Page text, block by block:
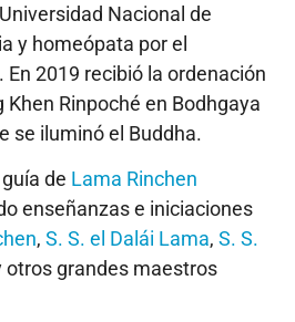
Nacional de
y homeópata por el
2019 recibió la ordenación
Rinpoché en Bodhgaya
se iluminó el Buddha.
de Lama Rinchen
enseñanzas e iniciaciones
, S. S. el Dalái Lama, S. S.
otros grandes maestros